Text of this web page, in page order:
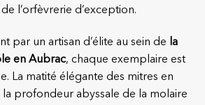
l’orfèvrerie d’exception.
par un artisan d’élite au sein de la
en Aubrac, chaque exemplaire est
La matité élégante des mitres en
la profondeur abyssale de la molaire